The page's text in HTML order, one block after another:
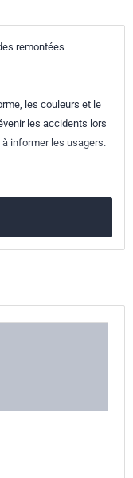
remontées
les couleurs et le
les accidents lors
informer les usagers.